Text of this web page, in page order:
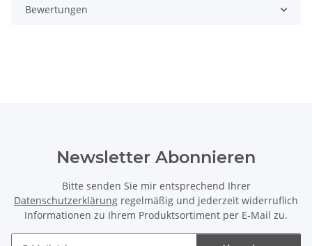
Bewertungen
Newsletter Abonnieren
Bitte senden Sie mir entsprechend Ihrer
Datenschutzerklärung regelmäßig und jederzeit widerruflich
Informationen zu Ihrem Produktsortiment per E-Mail zu.